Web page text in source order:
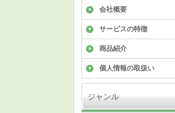
会社概要
サービスの特徴
商品紹介
個人情報の取扱い
ジャンル